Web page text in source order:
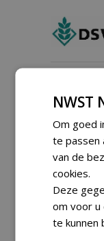
NWST
Om goed
te passen
van de
cookies.
Deze
om voor
te kunnen